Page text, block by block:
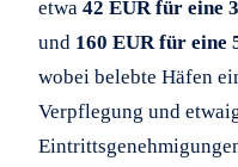
etwa 42 EUR für eine
und 160 EUR für eine
wobei belebte Häfen
Verpflegung und